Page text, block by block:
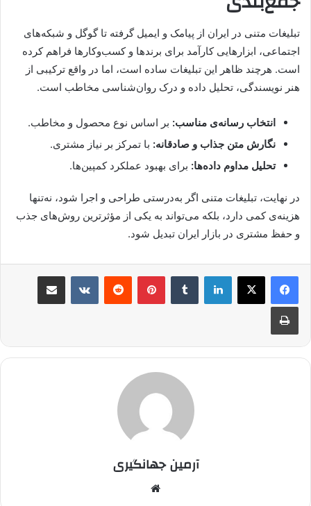
تبلیغات متنی در ایران از پیامک و ایمیل گرفته تا گوگل و شبکه‌های
اجتماعی، ابزارهایی کارآمد برای برندها و کسب‌وکارها فراهم کرده
است. هرچند ظاهر این تبلیغات ساده است، اما در واقع ترکیبی از
هنر نویسندگی، تحلیل داده و درک روان‌شناسی مخاطب است.
انتخاب رسانه‌ی مناسب: بر اساس نوع محصول و مخاطب.
نگارش متن جذاب و صادقانه: با تمرکز بر نیاز مشتری.
تحلیل مداوم داده‌ها: برای بهبود عملکرد کمپین‌ها.
در نهایت، تبلیغات متنی اگر به‌درستی طراحی و اجرا شود، نه‌تنها
هزینه‌ی کمی دارد، بلکه می‌تواند به یکی از مؤثرترین روش‌های جذب
و حفظ مشتری در بازار ایران تبدیل شود.
لینکدین ‫تامبلر پینترست‫رددیت ‫VKontakteاشتراک گذاری از طریق ایمیل
چاپ
آرمین جهانگیری